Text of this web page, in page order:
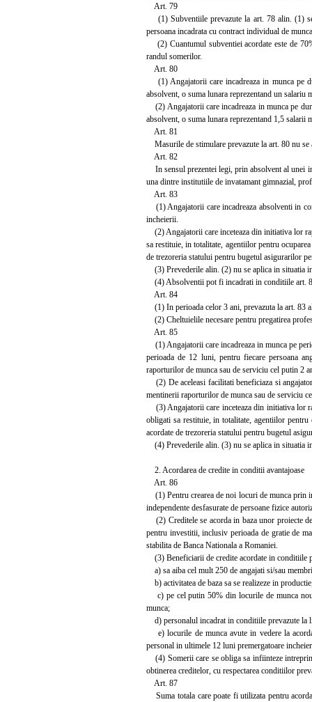
Art. 79
(1) Subventiile prevazute la art. 78 alin. (1)
persoana incadrata cu contract individual de
(2) Cuantumul subventiei acordate este de
randul somerilor.
Art. 80
(1) Angajatorii care incadreaza in munca pe
absolvent, o suma lunara reprezentand un salariu
(2) Angajatorii care incadreaza in munca pe
absolvent, o suma lunara reprezentand 1,5 salarii
Art. 81
Masurile de stimulare prevazute la art. 80 nu se
Art. 82
In sensul prezentei legi, prin absolvent al unei
una dintre institutiile de invatamant gimnazial,
Art. 83
(1) Angajatorii care incadreaza absolventi in
incheierii.
(2) Angajatorii care inceteaza din initiativa lor
sa restituie, in totalitate, agentiilor pentru
de trezoreria statului pentru bugetul asigurarilor
(3) Prevederile alin. (2) nu se aplica in situatia
(4) Absolventii pot fi incadrati in conditiile art.
Art. 84
(1) In perioada celor 3 ani, prevazuta la art. 83
(2) Cheltuielile necesare pentru pregatirea
Art. 85
(1) Angajatorii care incadreaza in munca pe
perioada de 12 luni, pentru fiecare persoana
raporturilor de munca sau de serviciu cel putin 2
(2) De aceleasi facilitati beneficiaza si
mentinerii raporturilor de munca sau de serviciu
(3) Angajatorii care inceteaza din initiativa lor
obligati sa restituie, in totalitate, agentiilor pentru
acordate de trezoreria statului pentru bugetul
(4) Prevederile alin. (3) nu se aplica in situatia
2. Acordarea de credite in conditii avantajoase
Art. 86
(1) Pentru crearea de noi locuri de munca prin
independente desfasurate de persoane fizice
(2) Creditele se acorda in baza unor proiecte
pentru investitii, inclusiv perioada de gratie de
stabilita de Banca Nationala a Romaniei.
(3) Beneficiarii de credite acordate in conditiile
a) sa aiba cel mult 250 de angajati si/sau
b) activitatea de baza sa se realizeze in
c) pe cel putin 50% din locurile de munca
munca;
d) personalul incadrat in conditiile prevazute la
e) locurile de munca avute in vedere la
personal in ultimele 12 luni premergatoare
(4) Somerii care se obliga sa infiinteze
obtinerea creditelor, cu respectarea conditiilor
Art. 87
Suma totala care poate fi utilizata pentru